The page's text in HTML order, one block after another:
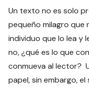
Un texto no es solo
pequeño milagro
individuo que lo lea y
no, ¿qué es lo que
conmueva al lector?
papel, sin embargo,